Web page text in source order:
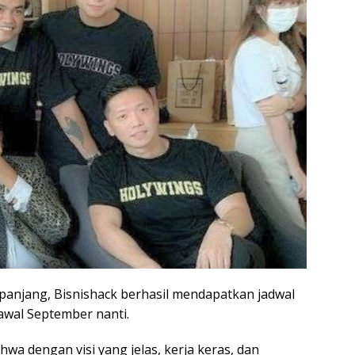
Bisnishack berhasil mendapatkan jadwal
September nanti.
dengan visi yang jelas, kerja keras, dan